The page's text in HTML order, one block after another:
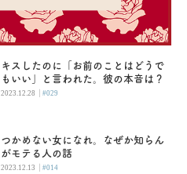
キスしたのに「お前のことはどうで
もいい」と言われた。彼の本音は？
2023.12.28 |#029
つかめない女になれ。なぜか知らん
がモテる人の話
2023.12.13 |#014